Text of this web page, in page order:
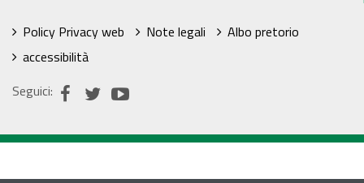
Policy Privacy web Note legali
Albo pretorio
accessibilità
Seguici: